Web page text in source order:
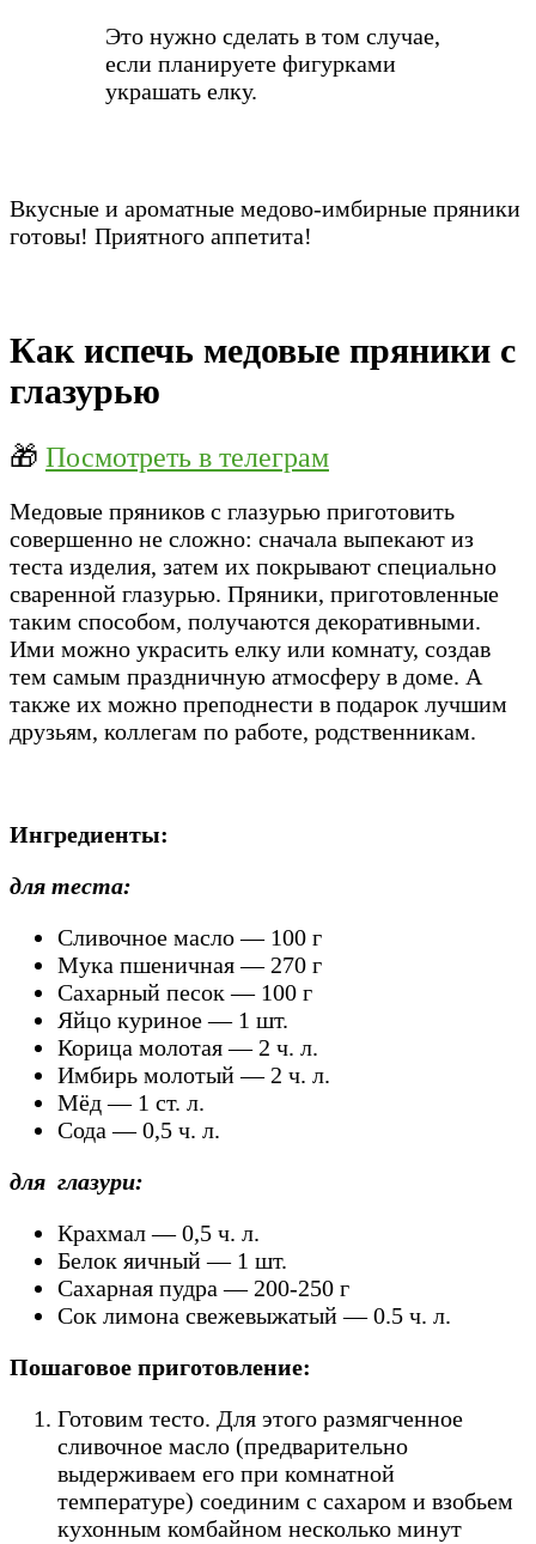
Это нужно сделать в том случае,
если планируете фигурками
украшать елку.
Вкусные и ароматные медово-имбирные пряники
готовы! Приятного аппетита!
Как испечь медовые пряники с
глазурью
🎁 Посмотреть в телеграм
Медовые пряников с глазурью приготовить
совершенно не сложно: сначала выпекают из
теста изделия, затем их покрывают специально
сваренной глазурью. Пряники, приготовленные
таким способом, получаются декоративными.
Ими можно украсить елку или комнату, создав
тем самым праздничную атмосферу в доме. А
также их можно преподнести в подарок лучшим
друзьям, коллегам по работе, родственникам.
Ингредиенты:
для теста:
Сливочное масло — 100 г
Мука пшеничная — 270 г
Сахарный песок — 100 г
Яйцо куриное — 1 шт.
Корица молотая — 2 ч. л.
Имбирь молотый — 2 ч. л.
Мёд — 1 ст. л.
Сода — 0,5 ч. л.
для глазури:
Крахмал — 0,5 ч. л.
Белок яичный — 1 шт.
Сахарная пудра — 200-250 г
Сок лимона свежевыжатый — 0.5 ч. л.
Пошаговое приготовление:
Готовим тесто. Для этого размягченное
сливочное масло (предварительно
выдерживаем его при комнатной
температуре) соединим с сахаром и взобьем
кухонным комбайном несколько минут